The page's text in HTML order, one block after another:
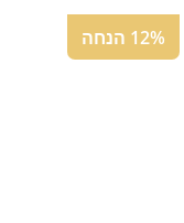
12% הנחה